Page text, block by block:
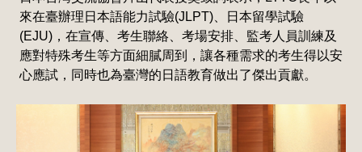
來在臺辦理日本語能力試驗(JLPT)、日本留學試驗
(EJU)，在宣傳、考生聯絡、考場安排、監考人員訓練及
應對特殊考生等方面細膩周到，讓各種需求的考生得以安
心應試，同時也為臺灣的日語教育做出了傑出貢獻。